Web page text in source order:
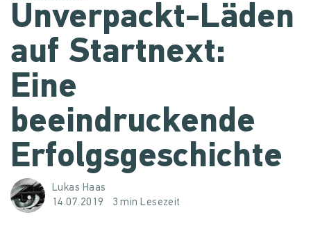
Unverpackt-Läden
auf Startnext:
Eine
beeindruckende
Erfolgsgeschichte
Lukas Haas
14.07.2019
3 min Lesezeit